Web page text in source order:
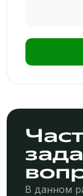
В данном